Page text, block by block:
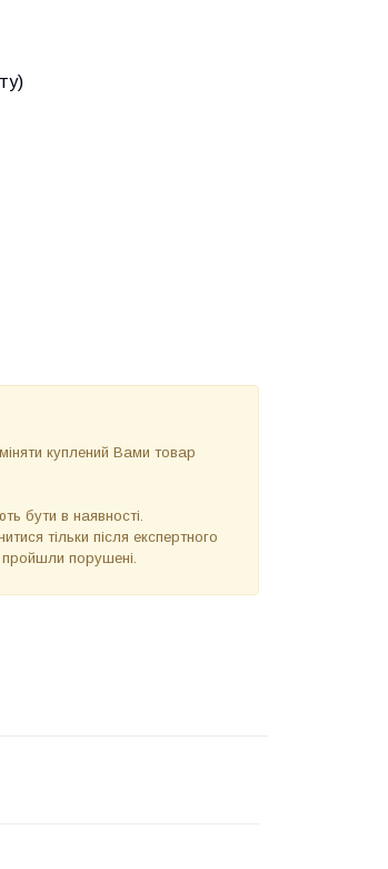
куплений Вами товар
бути в наявності.
тільки після експертного
пройшли порушені.